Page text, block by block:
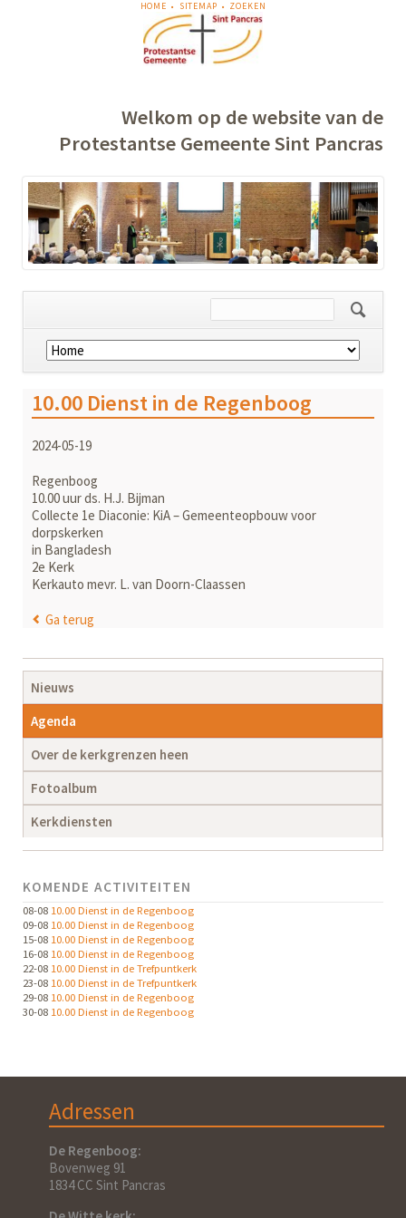
NAVIGATIE
OVERSLAAN
HOME SITEMAP ZOEKEN
Welkom op de website van de
Protestantse Gemeente Sint Pancras
Navigatie
overslaan
10.00 Dienst in de Regenboog
2024-05-19
Regenboog
10.00 uur ds. H.J. Bijman
Collecte 1e Diaconie: KiA – Gemeenteopbouw voor
dorpskerken
in Bangladesh
2e Kerk
Kerkauto mevr. L. van Doorn-Claassen
Ga terug
Navigatie
overslaan
Nieuws
Agenda
Over de kerkgrenzen heen
Fotoalbum
Kerkdiensten
KOMENDE ACTIVITEITEN
08-08 10.00 Dienst in de Regenboog
09-08 10.00 Dienst in de Regenboog
15-08 10.00 Dienst in de Regenboog
16-08 10.00 Dienst in de Regenboog
22-08 10.00 Dienst in de Trefpuntkerk
23-08 10.00 Dienst in de Trefpuntkerk
29-08 10.00 Dienst in de Regenboog
30-08 10.00 Dienst in de Regenboog
Adressen
De Regenboog:
Bovenweg 91
1834 CC Sint Pancras